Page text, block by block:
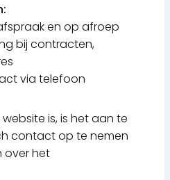
en op afroep
bij contracten,
via telefoon
is, is het aan te
contact op te nemen
over het